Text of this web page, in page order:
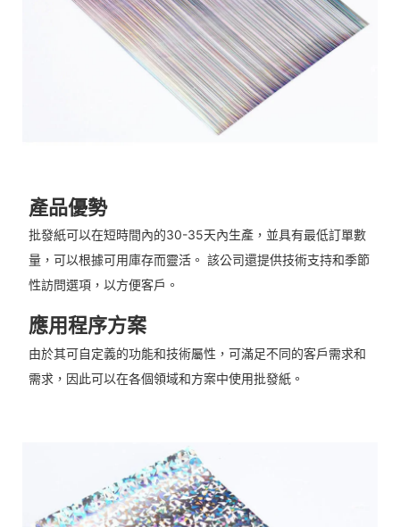
產品優勢
批發紙可以在短時間內的30-35天內生產，並具有最低訂單數
量，可以根據可用庫存而靈活。 該公司還提供技術支持和季節
性訪問選項，以方便客戶。
應用程序方案
由於其可自定義的功能和技術屬性，可滿足不同的客戶需求和
需求，因此可以在各個領域和方案中使用批發紙。